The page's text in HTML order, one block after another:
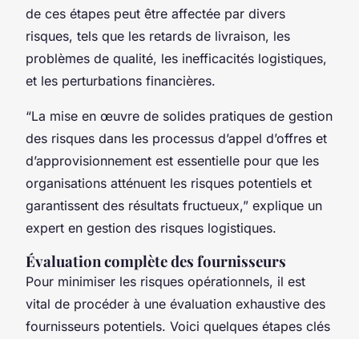
de ces étapes peut être affectée par divers
risques, tels que les retards de livraison, les
problèmes de qualité, les inefficacités logistiques,
et les perturbations financières.
“La mise en œuvre de solides pratiques de gestion
des risques dans les processus d’appel d’offres et
d’approvisionnement est essentielle pour que les
organisations atténuent les risques potentiels et
garantissent des résultats fructueux,” explique un
expert en gestion des risques logistiques.
Évaluation complète des fournisseurs
Pour minimiser les risques opérationnels, il est
vital de procéder à une évaluation exhaustive des
fournisseurs potentiels. Voici quelques étapes clés